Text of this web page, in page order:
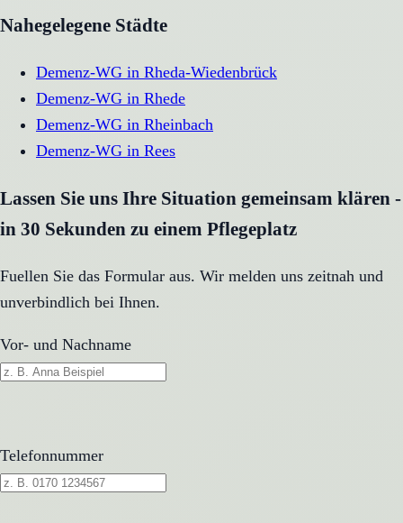
Nahegelegene Städte
Demenz-WG in Rheda-Wiedenbrück
Demenz-WG in Rhede
Demenz-WG in Rheinbach
Demenz-WG in Rees
Lassen Sie uns Ihre Situation gemeinsam klären -
in 30 Sekunden zu einem Pflegeplatz
Fuellen Sie das Formular aus. Wir melden uns zeitnah und
unverbindlich bei Ihnen.
Vor- und Nachname
Telefonnummer